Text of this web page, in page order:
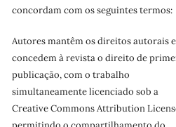
concordam com os seguintes termos:
Autores mantêm os direitos autorais e
concedem à revista o direito de
publicação, com o trabalho
simultaneamente licenciado sob a
Creative Commons Attribution